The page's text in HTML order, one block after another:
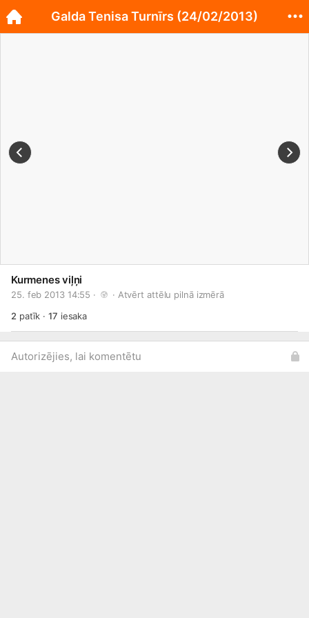
Kurmenes viļņi
25. feb 2013 14:55 · · Atvērt attēlu pilnā izmērā
2 patīk ·17 iesaka
Autorizējies, lai komentētu
Galda Tenisa Turnīrs (24/02/2013)